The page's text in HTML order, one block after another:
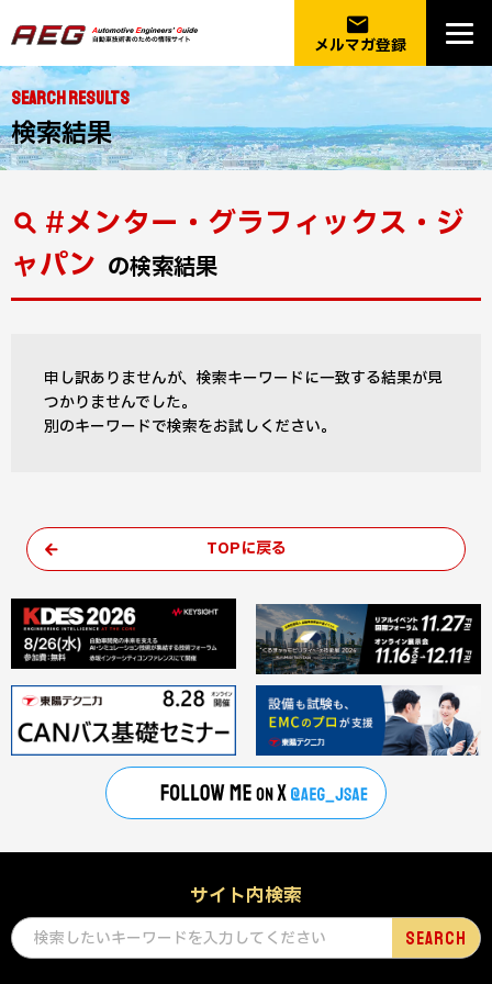
email
メルマガ登録
SEARCH RESULTS
検索結果
#メンター・グラフィックス・ジ
ャパン の検索結果
申し訳ありませんが、検索キーワードに一致する結果が見
つかりませんでした。
別のキーワードで検索をお試しください。
TOPに戻る
サイト内検索